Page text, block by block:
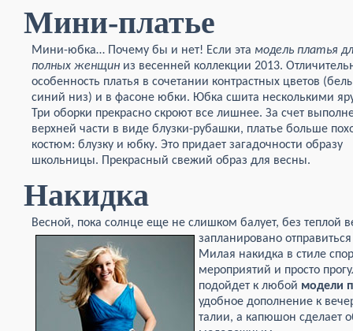
Мини-платье
Мини-юбка… Почему бы и нет! Если эта модель платья
полных женщин из весенней коллекции 2013.
особенность платья в сочетании контрастных цветов
синий низ) и в фасоне юбки. Юбка сшита несколькими
Три оборки прекрасно скроют все лишнее. За счет
верхней части в виде блузки-рубашки, платье больше
костюм: блузку и юбку. Это придает загадочности образу
школьницы. Прекрасный свежий образ для весны.
Накидка
Весной, пока солнце еще не слишком балует, без теплой
запланировано
Милая накидка в стиле
мероприятий и просто
подойдет к любой модели
удобное дополнение к
талии, а капюшон сделает